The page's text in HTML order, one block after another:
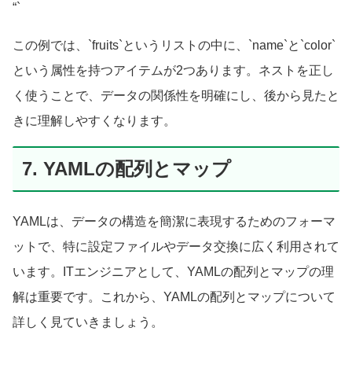
“`
この例では、`fruits`というリストの中に、`name`と`color`
という属性を持つアイテムが2つあります。ネストを正し
く使うことで、データの関係性を明確にし、後から見たと
きに理解しやすくなります。
7. YAMLの配列とマップ
YAMLは、データの構造を簡潔に表現するためのフォーマ
ットで、特に設定ファイルやデータ交換に広く利用されて
います。ITエンジニアとして、YAMLの配列とマップの理
解は重要です。これから、YAMLの配列とマップについて
詳しく見ていきましょう。